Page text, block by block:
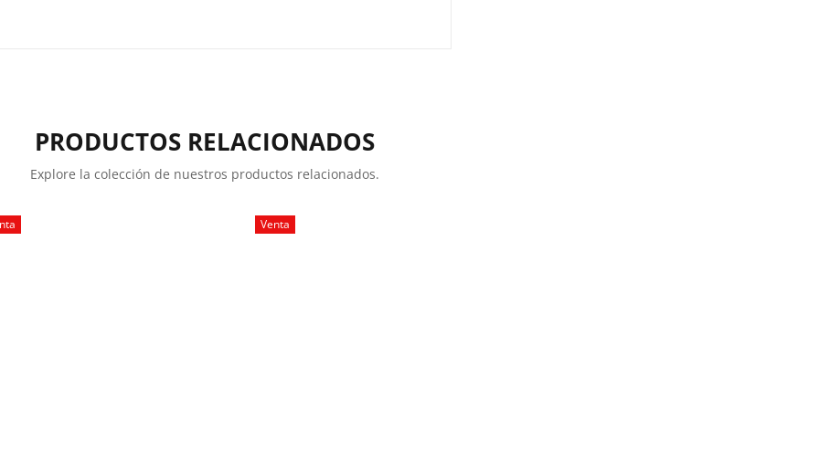
PRODUCTOS RELACIONADOS
Explore la colección de nuestros productos relacionados.
Venta